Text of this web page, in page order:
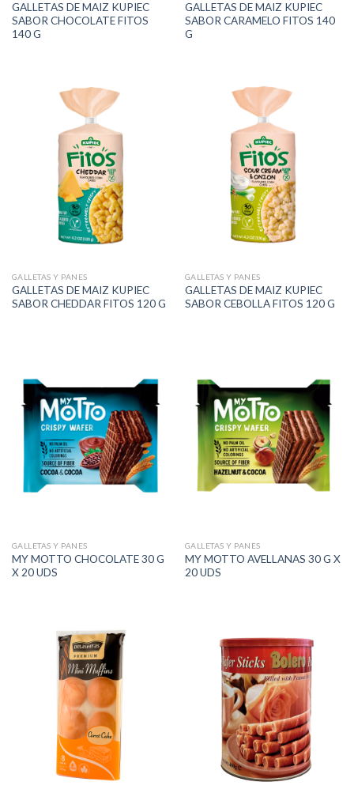
GALLETAS DE MAIZ KUPIEC
SABOR CHOCOLATE FITOS
140 G
GALLETAS DE MAIZ KUPIEC
SABOR CARAMELO FITOS 140
G
GALLETAS Y PANES
GALLETAS DE MAIZ KUPIEC
SABOR CHEDDAR FITOS 120 G
GALLETAS Y PANES
GALLETAS DE MAIZ KUPIEC
SABOR CEBOLLA FITOS 120 G
GALLETAS Y PANES
MY MOTTO CHOCOLATE 30 G
X 20 UDS
GALLETAS Y PANES
MY MOTTO AVELLANAS 30 G X
20 UDS